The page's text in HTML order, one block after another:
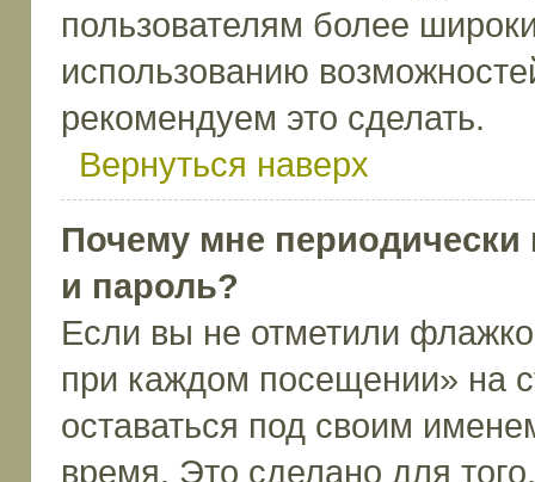
пользователям более
использованию
рекомендуем это сделать.
Вернуться наверх
Почему мне
и пароль?
Если вы не отметили
при каждом посещении» на
оставаться под своим
время. Это сделано для